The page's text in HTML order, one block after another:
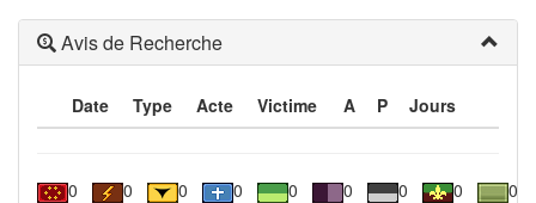
Avis de Recherche
Date Type Acte Victime A P Jours
0 0 0 0 0 0 0 0 0